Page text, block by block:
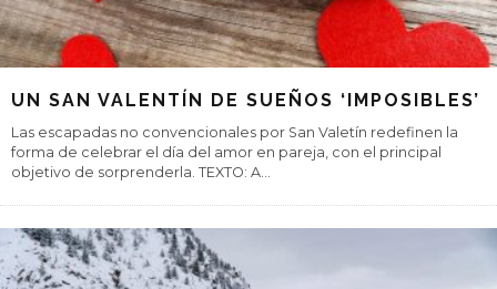
UN SAN VALENTÍN DE SUEÑOS ‘IMPOSIBLES’
Las escapadas no convencionales por San Valetín redefinen la
forma de celebrar el día del amor en pareja, con el principal
objetivo de sorprenderla. TEXTO: A...